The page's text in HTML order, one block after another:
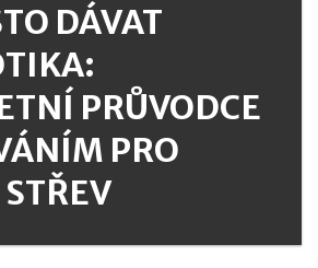
DÁVAT
PRŮVODCE
PRO